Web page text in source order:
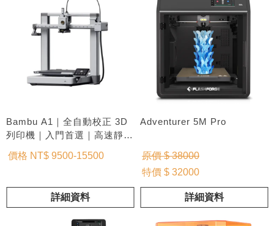
Bambu A1｜全自動校正 3D
列印機｜入門首選｜高速靜音
價格 NT$ 9500-15500
詳細資料
Adventurer 5M Pro
原價 $ 38000
特價 $ 32000
詳細資料